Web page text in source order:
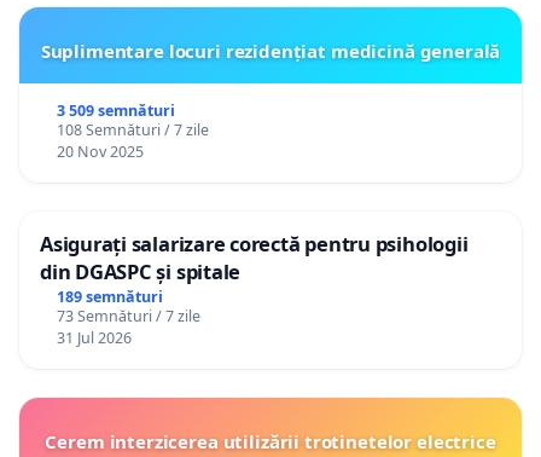
Suplimentare locuri rezidențiat medicină generală
3 509 semnături
108 Semnături / 7 zile
20 Nov 2025
Asigurați salarizare corectă pentru psihologii
din DGASPC și spitale
189 semnături
73 Semnături / 7 zile
31 Jul 2026
Cerem interzicerea utilizării trotinetelor electrice